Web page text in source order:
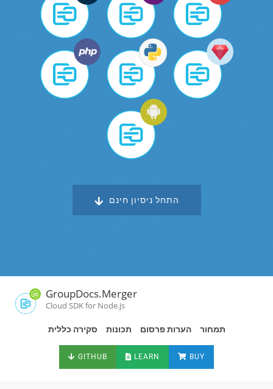
התחל ניסיון חינם
GroupDocs.Merger
Cloud SDK for Node.js
סקירה כללית תכונות הערות פרסום תמחור
GITHUB LEARN BUY